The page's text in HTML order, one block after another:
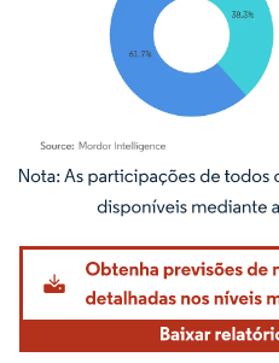
Imagem © Mordor Intelligence. O